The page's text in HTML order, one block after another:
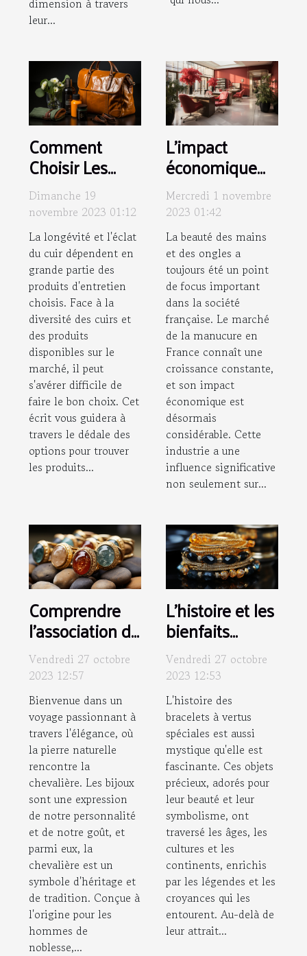
dimension à travers
leur...
Comment
Choisir Les
Produits
d'Entretien
Adaptés à
Votre Type de
Cuir
Dimanche 19
novembre 2023 01:12
La longévité et l'éclat
du cuir dépendent en
grande partie des
produits d'entretien
choisis. Face à la
diversité des cuirs et
des produits
disponibles sur le
marché, il peut
s'avérer difficile de
faire le bon choix. Cet
écrit vous guidera à
travers le dédale des
options pour trouver
les produits...
L'impact
économique
de l'industrie
de la
manucure en
France
Mercredi 1 novembre
2023 01:42
La beauté des mains
et des ongles a
toujours été un point
de focus important
dans la société
française. Le marché
de la manucure en
France connaît une
croissance constante,
et son impact
économique est
désormais
considérable. Cette
industrie a une
influence significative
non seulement sur...
Comprendre
l'association de
la pierre
naturelle et la
chevalière : Un
guide de style
Vendredi 27 octobre
2023 12:57
Bienvenue dans un
voyage passionnant à
travers l'élégance, où
la pierre naturelle
rencontre la
chevalière. Les bijoux
sont une expression
de notre personnalité
et de notre goût, et
parmi eux, la
chevalière est un
symbole d'héritage et
de tradition. Conçue à
l'origine pour les
hommes de
noblesse,...
L'histoire et les
bienfaits
mystiques des
bracelets à
vertus
spéciales
Vendredi 27 octobre
2023 12:53
L'histoire des
bracelets à vertus
spéciales est aussi
mystique qu'elle est
fascinante. Ces objets
précieux, adorés pour
leur beauté et leur
symbolisme, ont
traversé les âges, les
cultures et les
continents, enrichis
par les légendes et les
croyances qui les
entourent. Au-delà de
leur attrait...